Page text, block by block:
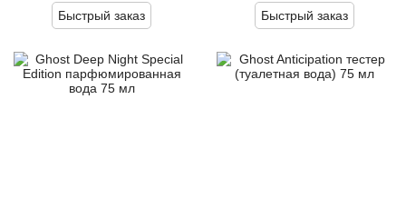
Быстрый заказ Быстрый заказ